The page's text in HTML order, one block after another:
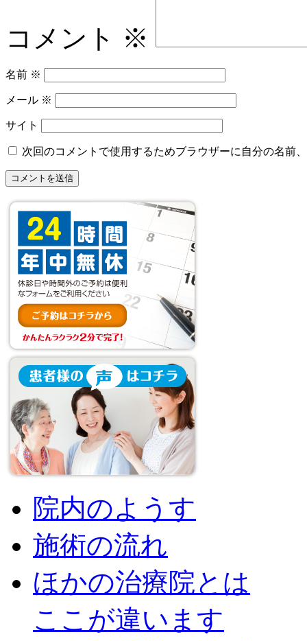
コメント ※
名前 ※
メール ※
サイト
次回のコメントで使用するためブラウザーに自分の名前
院内のようす
施術の流れ
ほかの治療院とは
ここが違います